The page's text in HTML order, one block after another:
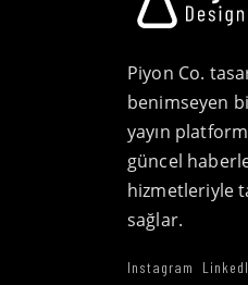
Piyon Co.
benimseyen
yayın
güncel
hizmetleriyle
sağlar.
Instagram